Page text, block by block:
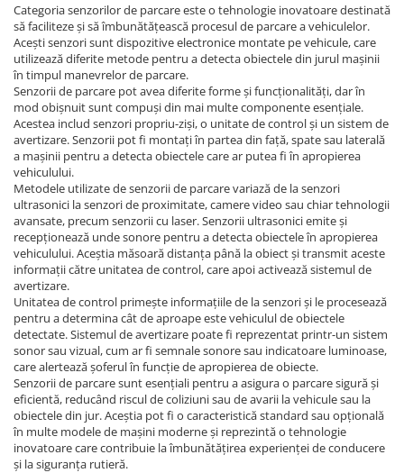
Categoria senzorilor de parcare este o tehnologie inovatoare destinată
să faciliteze și să îmbunătățească procesul de parcare a vehiculelor.
Acești senzori sunt dispozitive electronice montate pe vehicule, care
utilizează diferite metode pentru a detecta obiectele din jurul mașinii
în timpul manevrelor de parcare.
Senzorii de parcare pot avea diferite forme și funcționalități, dar în
mod obișnuit sunt compuși din mai multe componente esențiale.
Acestea includ senzori propriu-ziși, o unitate de control și un sistem de
avertizare. Senzorii pot fi montați în partea din față, spate sau laterală
a mașinii pentru a detecta obiectele care ar putea fi în apropierea
vehiculului.
Metodele utilizate de senzorii de parcare variază de la senzori
ultrasonici la senzori de proximitate, camere video sau chiar tehnologii
avansate, precum senzorii cu laser. Senzorii ultrasonici emite și
recepționează unde sonore pentru a detecta obiectele în apropierea
vehiculului. Aceștia măsoară distanța până la obiect și transmit aceste
informații către unitatea de control, care apoi activează sistemul de
avertizare.
Unitatea de control primește informațiile de la senzori și le procesează
pentru a determina cât de aproape este vehiculul de obiectele
detectate. Sistemul de avertizare poate fi reprezentat printr-un sistem
sonor sau vizual, cum ar fi semnale sonore sau indicatoare luminoase,
care alertează șoferul în funcție de apropierea de obiecte.
Senzorii de parcare sunt esențiali pentru a asigura o parcare sigură și
eficientă, reducând riscul de coliziuni sau de avarii la vehicule sau la
obiectele din jur. Aceștia pot fi o caracteristică standard sau opțională
în multe modele de mașini moderne și reprezintă o tehnologie
inovatoare care contribuie la îmbunătățirea experienței de conducere
și la siguranța rutieră.